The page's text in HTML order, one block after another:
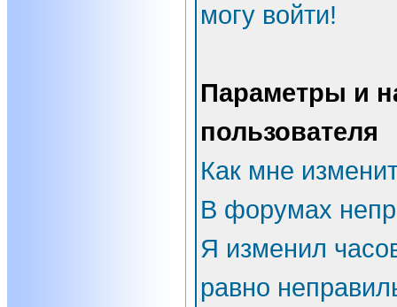
могу войти!
Параметры и
пользователя
Как мне
В форумах
Я изменил
равно